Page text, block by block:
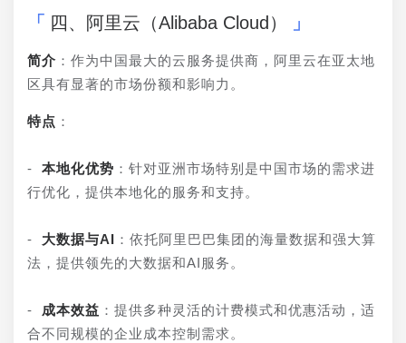
四、阿里云（Alibaba Cloud）
简介 ：作为中国最大的云服务提供商，阿里云在亚太地
区具有显著的市场份额和影响力。
特点 ：
- 本地化优势 ：针对亚洲市场特别是中国市场的需求进
行优化，提供本地化的服务和支持。
- 大数据与AI ：依托阿里巴巴集团的海量数据和强大算
法，提供领先的大数据和AI服务。
- 成本效益 ：提供多种灵活的计费模式和优惠活动，适
合不同规模的企业成本控制需求。